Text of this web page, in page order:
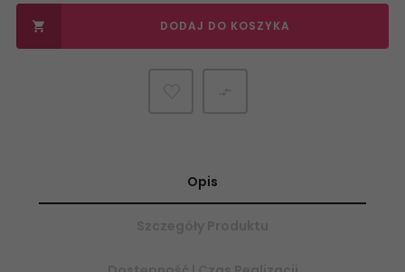
 DODAJ DO KOSZYKA
Opis